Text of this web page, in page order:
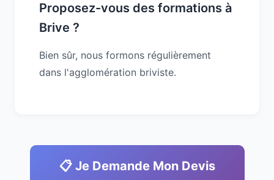
Proposez-vous des formations à
Brive ?
Bien sûr, nous formons régulièrement
dans l'agglomération briviste.
📋 Je Demande Mon Devis